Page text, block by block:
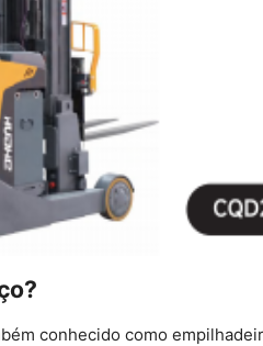
conhecido como